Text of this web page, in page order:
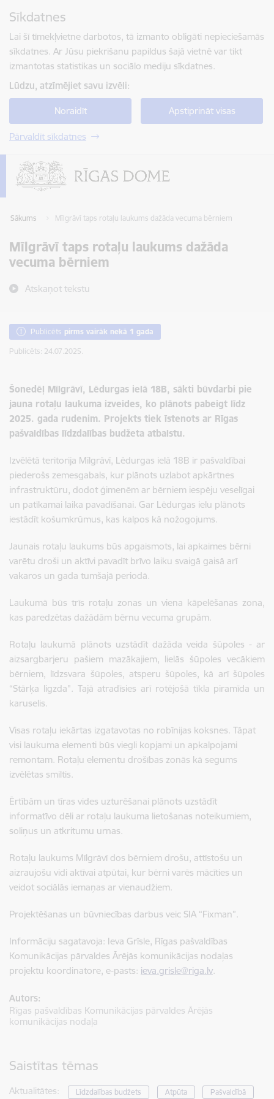
Sīkdatnes
Lai šī tīmekļvietne darbotos, tā izmanto obligāti nepieciešamās
sīkdatnes. Ar Jūsu piekrišanu papildus šajā vietnē var tikt
izmantotas statistikas un sociālo mediju sīkdatnes.
Lūdzu, atzīmējiet savu izvēli:
Noraidīt Apstiprināt visas
Pārvaldīt sīkdatnes
Sākums Mīlgrāvī taps rotaļu laukums dažāda vecuma bērniem
Mīlgrāvī taps rotaļu laukums dažāda
vecuma bērniem
Atskaņot tekstu
Publicēts pirms vairāk nekā 1 gada
Publicēts: 24.07.2025.
Šonedēļ Mīlgrāvī, Lēdurgas ielā 18B, sākti būvdarbi pie
jauna rotaļu laukuma izveides, ko plānots pabeigt līdz
2025. gada rudenim. Projekts tiek īstenots ar Rīgas
pašvaldības līdzdalības budžeta atbalstu.
Izvēlētā teritorija Mīlgrāvī, Lēdurgas ielā 18B ir pašvaldībai
piederošs zemesgabals, kur plānots uzlabot apkārtnes
infrastruktūru, dodot ģimenēm ar bērniem iespēju veselīgai
un patīkamai laika pavadīšanai. Gar Lēdurgas ielu plānots
iestādīt košumkrūmus, kas kalpos kā nožogojums.
Jaunais rotaļu laukums būs apgaismots, lai apkaimes bērni
varētu droši un aktīvi pavadīt brīvo laiku svaigā gaisā arī
vakaros un gada tumšajā periodā.
Laukumā būs trīs rotaļu zonas un viena kāpelēšanas zona,
kas paredzētas dažādām bērnu vecuma grupām.
Rotaļu laukumā plānots uzstādīt dažāda veida šūpoles - ar
aizsargbarjeru pašiem mazākajiem, lielās šūpoles vecākiem
bērniem, līdzsvara šūpoles, atsperu šūpoles, kā arī šūpoles
“Stārķa ligzda". Tajā atradīsies arī rotējošā tīkla piramīda un
karuselis.
Visas rotaļu iekārtas izgatavotas no robīnijas koksnes. Tāpat
visi laukuma elementi būs viegli kopjami un apkalpojami
remontam. Rotaļu elementu drošības zonās kā segums
izvēlētas smiltis.
Ērtībām un tīras vides uzturēšanai plānots uzstādīt
informatīvo dēli ar rotaļu laukuma lietošanas noteikumiem,
soliņus un atkritumu urnas.
Rotaļu laukums Mīlgrāvī dos bērniem drošu, attīstošu un
aizraujošu vidi aktīvai atpūtai, kur bērni varēs mācīties un
veidot sociālās iemaņas ar vienaudžiem.
Projektēšanas un būvniecības darbus veic SIA “Fixman”.
Informāciju sagatavoja: Ieva Grīsle, Rīgas pašvaldības
Komunikācijas pārvaldes Ārējās komunikācijas nodaļas
projektu koordinatore, e-pasts: ieva.grisle@riga.lv.
Autors:
Rīgas pašvaldības Komunikācijas pārvaldes Ārējās
komunikācijas nodaļa
Saistītas tēmas
Aktualitātes: Līdzdalības budžets Atpūta Pašvaldībā